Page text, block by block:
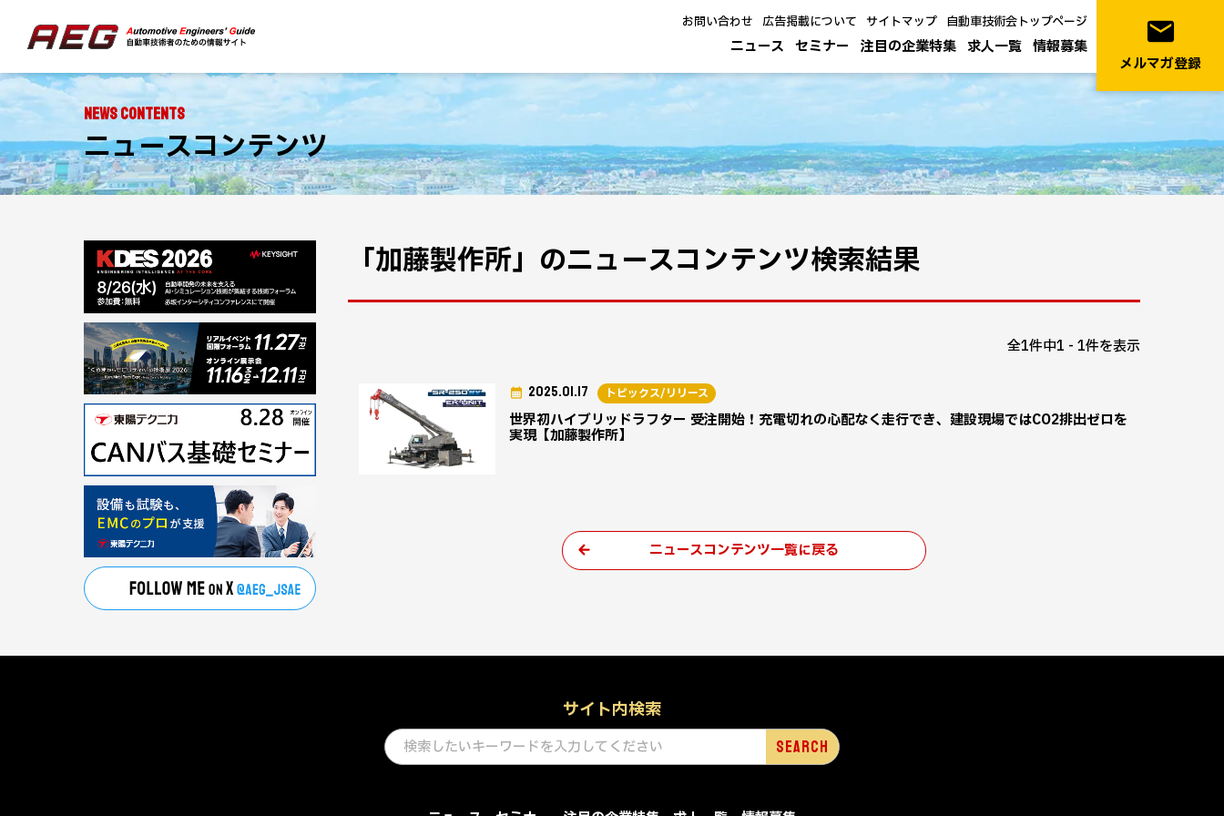
ニュース セミナー 注目の企業特集 求人一覧 情報募集
お問い合わせ 広告掲載について サイトマップ 自動車技術会トップページ email
メルマガ登録
NEWS CONTENTS
ニュースコンテンツ
「加藤製作所」のニュースコンテンツ検索結果
全1件中1 - 1件を表示
世界初ハイブリッドラフター 受注開始！充電切れの心配なく走行でき、建設現場ではCO2排出ゼロを
実現【加藤製作所】
2025.01.17 トピックス/リリース
ニュースコンテンツ一覧に戻る
サイト内検索